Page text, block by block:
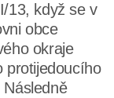
13, když se v
obce
okraje
protijedoucího